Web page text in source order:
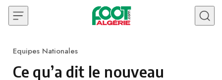
Skip to content
Category
Equipes Nationales
Ce qu’a dit le nouveau